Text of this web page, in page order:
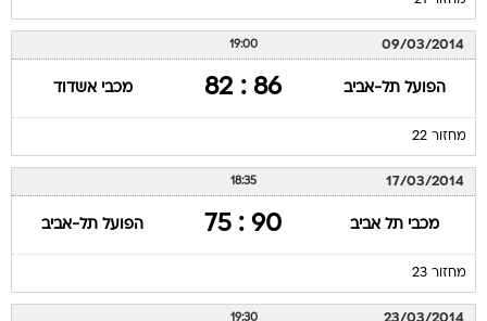
הפועל תל-אביב 86 : 82 מכבי אשדוד
מחזור 22
17/03/2014
מכבי תל אביב 90 : 75 הפועל תל-אביב
מחזור 23
23/03/2014
הפועל תל-אביב 88 : 85 מכבי חיפה